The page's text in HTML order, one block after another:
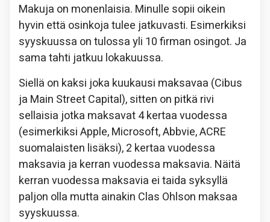
Makuja on monenlaisia. Minulle sopii oikein
hyvin että osinkoja tulee jatkuvasti. Esimerkiksi
syyskuussa on tulossa yli 10 firman osingot. Ja
sama tahti jatkuu lokakuussa.
Siellä on kaksi joka kuukausi maksavaa (Cibus
ja Main Street Capital), sitten on pitkä rivi
sellaisia jotka maksavat 4 kertaa vuodessa
(esimerkiksi Apple, Microsoft, Abbvie, ACRE
suomalaisten lisäksi), 2 kertaa vuodessa
maksavia ja kerran vuodessa maksavia. Näitä
kerran vuodessa maksavia ei taida syksyllä
paljon olla mutta ainakin Clas Ohlson maksaa
syyskuussa.